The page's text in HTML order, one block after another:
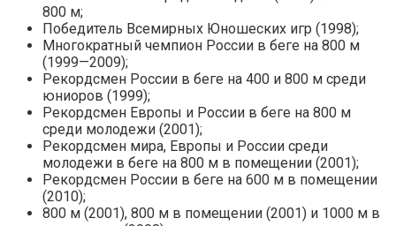
800 м;
Победитель Всемирных Юношеских игр (1998);
Многократный чемпион России в беге на 800 м
(1999—2009);
Рекордсмен России в беге на 400 и 800 м среди
юниоров (1999);
Рекордсмен Европы и России в беге на 800 м
среди молодежи (2001);
Рекордсмен мира, Европы и России среди
молодежи в беге на 800 м в помещении (2001);
Рекордсмен России в беге на 600 м в помещении
(2010);
800 м (2001), 800 м в помещении (2001) и 1000 м в